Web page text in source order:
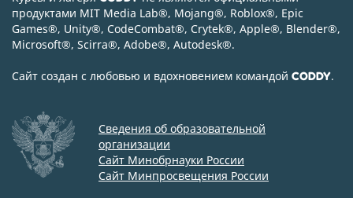
продуктами MIT Media Lab®, Mojang®, Roblox®, Epic
Games®, Unity®, CodeСombat®, Crytek®, Apple®, Blender®,
Microsoft®, Scirra®, Adobe®, Autodesk®.
Сайт создан с любовью и вдохновением командой CODDY.
Сведения об образовательной
организации
Сайт Минобрнауки России
Сайт Минпросвещения России